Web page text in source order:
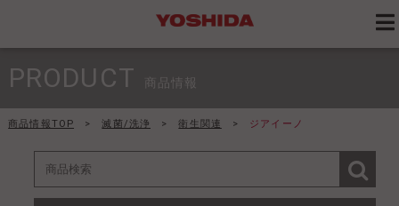
PRODUCT 商品情報
商品情報TOP > 滅菌/洗浄 > 衛生関連 > ジアイーノ